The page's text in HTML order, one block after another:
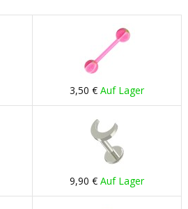
3,50 € Auf Lager
9,90 € Auf Lager